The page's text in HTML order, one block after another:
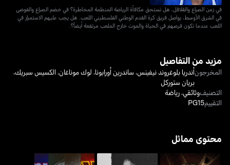
في زمن الصراع والقلاقل، هل تستحق مكافأة الرياضة المنظمة المخاطرة؟ في خضم الصراع والفوضى
في الشرق الأوسط، يواصل فريق كرة القدم الوطني الفلسطيني اللعب. هل يجب عليهم الاستمرار في
اللعب عندما تكون فرصهم في الحياة والموت خارج الملعب مرتفعة أيضاً؟.
مزيد من التفاصيل
المخرجونأندريا بلوغروند نيفينس، ساندرين أورابونا، لوك موناغان، الكسيس سبريك،
بريان ستوركل
التصنيفوثائقي،رياضة
التقييمPG15
محتوى مماثل